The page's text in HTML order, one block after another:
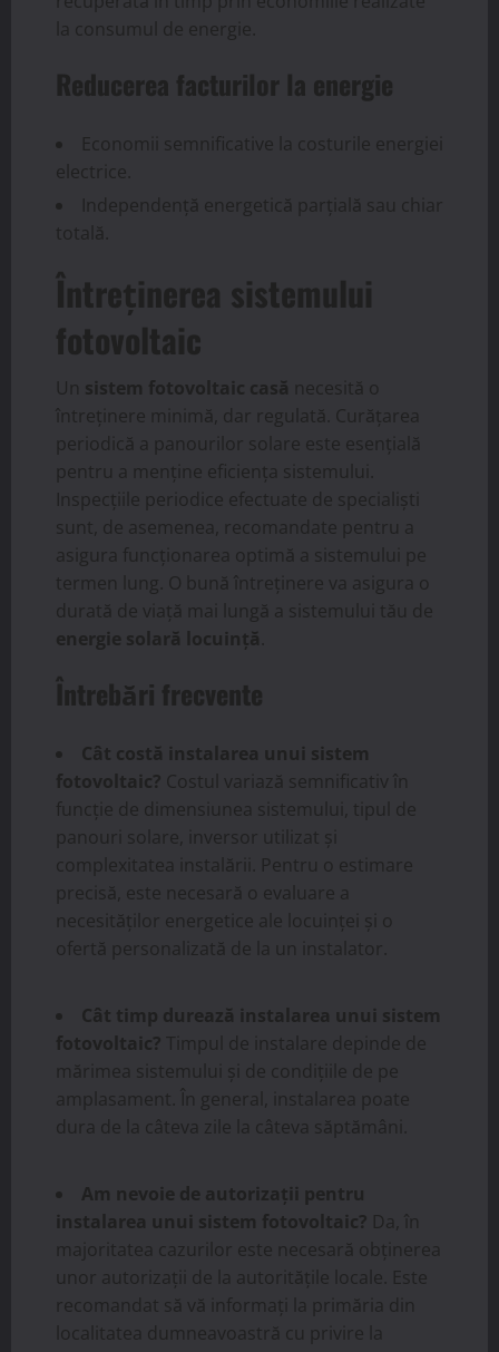
la consumul de energie.
Reducerea facturilor la energie
Economii semnificative la costurile energiei
electrice.
Independență energetică parțială sau chiar
totală.
Întreținerea sistemului
fotovoltaic
Un sistem fotovoltaic casă necesită o
întreținere minimă, dar regulată. Curățarea
periodică a panourilor solare este esențială
pentru a menține eficiența sistemului.
Inspecțiile periodice efectuate de specialiști
sunt, de asemenea, recomandate pentru a
asigura funcționarea optimă a sistemului pe
termen lung. O bună întreținere va asigura o
durată de viață mai lungă a sistemului tău de
energie solară locuință
Întrebări frecvente
Cât costă instalarea unui sistem
fotovoltaic? Costul variază semnificativ în
funcție de dimensiunea sistemului, tipul de
panouri solare, inversor utilizat și
complexitatea instalării. Pentru o estimare
precisă, este necesară o evaluare a
necesităților energetice ale locuinței și o
ofertă personalizată de la un instalator.
Cât timp durează instalarea unui sistem
fotovoltaic? Timpul de instalare depinde de
mărimea sistemului și de condițiile de pe
amplasament. În general, instalarea poate
dura de la câteva zile la câteva săptămâni.
Am nevoie de autorizații pentru
instalarea unui sistem fotovoltaic? Da, în
majoritatea cazurilor este necesară obținerea
unor autorizații de la autoritățile locale. Este
recomandat să vă informați la primăria din
localitatea dumneavoastră cu privire la